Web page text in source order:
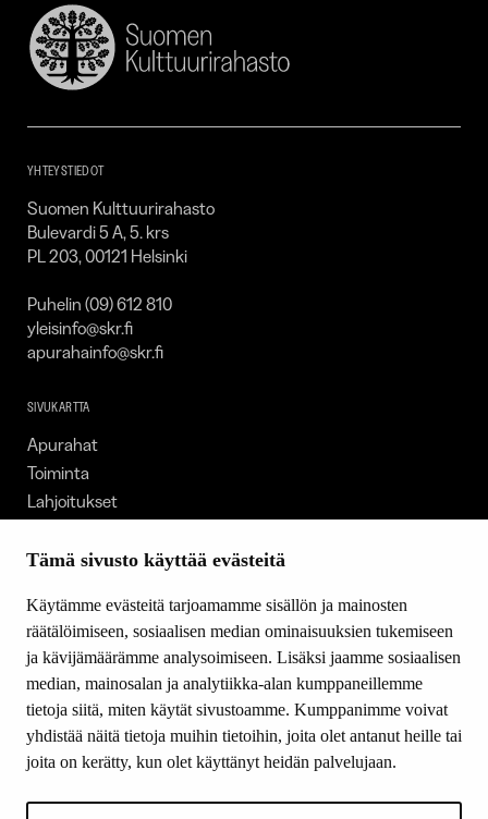
Tämä sivusto käyttää evästeitä
Käytämme evästeitä tarjoamamme sisällön ja mainosten
räätälöimiseen, sosiaalisen median ominaisuuksien tukemiseen
ja kävijämäärämme analysoimiseen. Lisäksi jaamme sosiaalisen
median, mainosalan ja analytiikka-alan kumppaneillemme
tietoja siitä, miten käytät sivustoamme. Kumppanimme voivat
yhdistää näitä tietoja muihin tietoihin, joita olet antanut heille tai
joita on kerätty, kun olet käyttänyt heidän palvelujaan.
Suomen
Kulttuurirahasto
YHTEYSTIEDOT
Suomen Kulttuurirahasto
Bulevardi 5 A, 5. krs
PL 203, 00121 Helsinki
Puhelin (09) 612 810
yleisinfo@skr.fi
apurahainfo@skr.fi
SIVUKARTTA
Apurahat
Toiminta
Lahjoitukset
Ajankohtaista
Yhteystiedot
SEURAA MEITÄ
Facebook
Instagram
LinkedIn